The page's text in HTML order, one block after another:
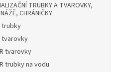
TRUBKY A TVAROVKY,
CHRÁNIČKY
trubky
tvarovky
tvarovky
trubky na vodu